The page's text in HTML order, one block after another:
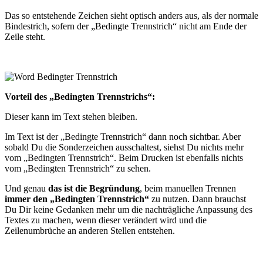
Das so entstehende Zeichen sieht optisch anders aus, als der normale
Bindestrich, sofern der „Bedingte Trennstrich“ nicht am Ende der
Zeile steht.
Vorteil des „Bedingten Trennstrichs“:
Dieser kann im Text stehen bleiben.
Im Text ist der „Bedingte Trennstrich“ dann noch sichtbar. Aber
sobald Du die Sonderzeichen ausschaltest, siehst Du nichts mehr
vom „Bedingten Trennstrich“. Beim Drucken ist ebenfalls nichts
vom „Bedingten Trennstrich“ zu sehen.
Und genau das ist die Begründung, beim manuellen Trennen
immer den „Bedingten Trennstrich“ zu nutzen. Dann brauchst
Du Dir keine Gedanken mehr um die nachträgliche Anpassung des
Textes zu machen, wenn dieser verändert wird und die
Zeilenumbrüche an anderen Stellen entstehen.